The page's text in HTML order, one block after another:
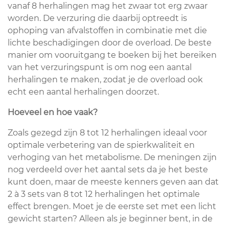
vanaf 8 herhalingen mag het zwaar tot erg zwaar
worden. De verzuring die daarbij optreedt is
ophoping van afvalstoffen in combinatie met die
lichte beschadigingen door de overload. De beste
manier om vooruitgang te boeken bij het bereiken
van het verzuringspunt is om nog een aantal
herhalingen te maken, zodat je de overload ook
echt een aantal herhalingen doorzet.
Hoeveel en hoe vaak?
Zoals gezegd zijn 8 tot 12 herhalingen ideaal voor
optimale verbetering van de spierkwaliteit en
verhoging van het metabolisme. De meningen zijn
nog verdeeld over het aantal sets da je het beste
kunt doen, maar de meeste kenners geven aan dat
2 à 3 sets van 8 tot 12 herhalingen het optimale
effect brengen. Moet je de eerste set met een licht
gewicht starten? Alleen als je beginner bent, in de